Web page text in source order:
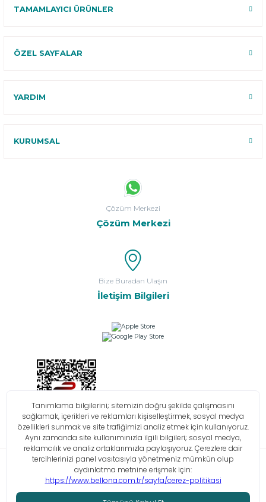
TAMAMLAYICI ÜRÜNLER
ÖZEL SAYFALAR
YARDIM
KURUMSAL
Çözüm Merkezi
Çözüm Merkezi
Bize Buradan Ulaşın
İletişim Bilgileri
Bilgi Toplumu Hizmetleri KVKK Çerez Politikası İşlem Rehberi